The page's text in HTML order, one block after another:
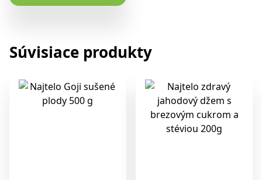
Súvisiace produkty